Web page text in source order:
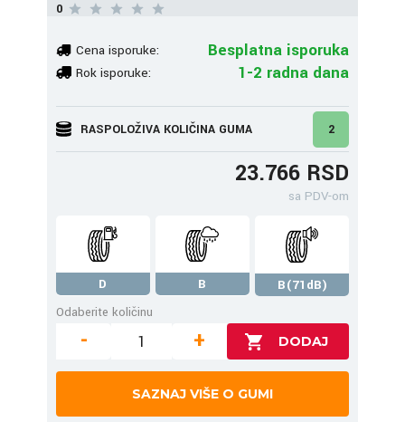
0
Cena isporuke: Besplatna isporuka
Rok isporuke: 1-2 radna dana
RASPOLOŽIVA KOLIČINA GUMA 2
23.766 RSD
sa PDV-om
D B
B(71dB)
Odaberite količinu
- +
SAZNAJ VIŠE O GUMI